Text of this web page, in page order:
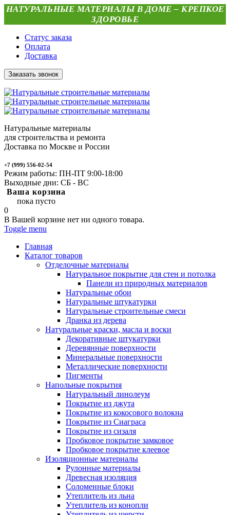
НАТУРАЛЬНЫЕ МАТЕРИАЛЫ В ДОМЕ – КРЕПКОЕ
ЗДОРОВЬЕ
Статус заказа
Оплата
Доставка
Заказать звонок
Натуральные материалы
для строительства и ремонта
Доставка по Москве и России
+7 (999) 556-02-54
Режим работы: ПН-ПТ 9:00-18:00
Выходные дни: СБ - ВС
Ваша корзина
пока пусто
0
В Вашей корзине нет ни одного товара.
Toggle menu
Главная
Каталог товаров
Отделочные материалы
Натуральное покрытие для стен и потолка
Панели из природных материалов
Натуральные обои
Натуральные штукатурки
Натуральные строительные смеси
Дранка из дерева
Натуральные краски, масла и воски
Декоративные штукатурки
Деревянные поверхности
Минеральные поверхности
Металлические поверхности
Пигменты
Напольные покрытия
Натуральный линолеум
Покрытие из джута
Покрытие из кокосового волокна
Покрытие из Сиаграса
Покрытие из сизаля
Пробковое покрытие замковое
Пробковое покрытие клеевое
Изоляционные материалы
Рулонные материалы
Древесная изоляция
Соломенные блоки
Утеплитель из льна
Утеплитель из конопли